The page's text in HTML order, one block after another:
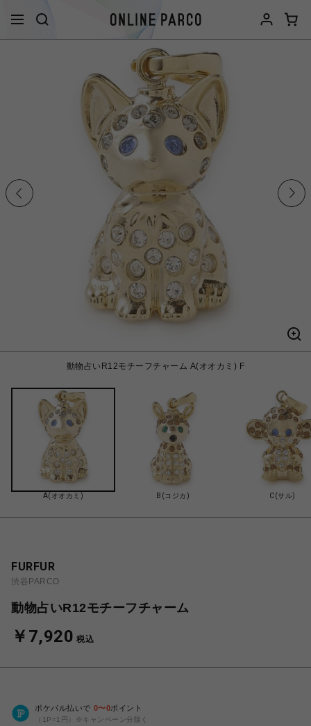
動物占いR12モチーフチャーム A(オオカミ) F
A(オオカミ) B(コジカ) C(サル)
FURFUR
渋谷PARCO
動物占いR12モチーフチャーム
￥7,920 税込
ポケパル払いで 0〜0ポイント
（1P=1円）※キャンペーン分除く